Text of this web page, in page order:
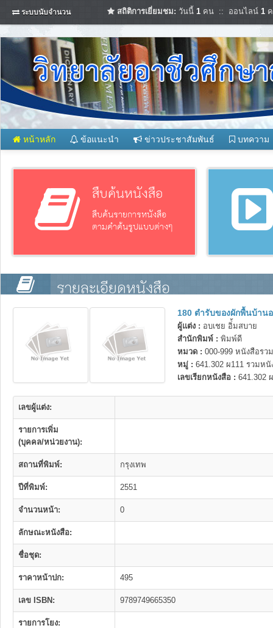
ระบบนับจำนวน สถิติการเยี่ยมชม: วันนี้ 1 คน :: ออนไลน์ 1
หน้าหลัก ข้อแนะนำ ข่าวประชาสัมพันธ์ บทความ
สืบค้นหนังสือ
สืบค้นรายการหนังสือ
ตามคำค้นรูปแบบต่างๆ
รายละเอียดหนังสือ
180 ตำรับของผักพื้นบ้าน
ผู้แต่ง : อบเชย อิ่้มสบาย
สำนักพิมพ์ : พิมพ์ดี
หมวด : 000-999 หนังสือรว
หมู่ : 641.302 ผ111 รวมหนั
เลขเรียกหนังสือ : 641.302
เลขผู้แต่ง:
รายการเพิ่ม
(บุคคล/หน่วยงาน):
สถานที่พิมพ์: กรุงเทพ
ปีที่พิมพ์: 2551
จำนวนหน้า: 0
ลักษณะหนังสือ:
ชื่อชุด:
ราคาหน้าปก: 495
เลข ISBN: 9789749665350
รายการโยง: